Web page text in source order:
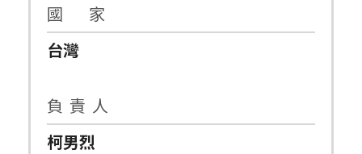
國 家
台灣
負 責 人
柯男烈